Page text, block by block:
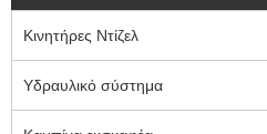
Κινητήρες Ντίζελ
Υδραυλικό σύστημα